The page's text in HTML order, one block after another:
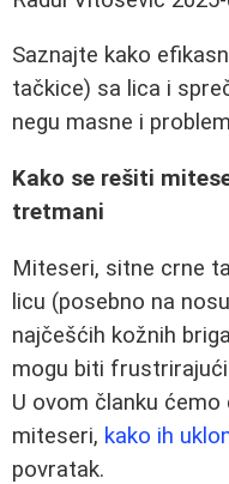
Saznajte kako
tačkice) sa lica i
negu masne i
Kako se rešiti
tretmani
Miteseri, sitne crne
licu (posebno na
najčešćih kožnih
mogu biti
U ovom članku
miteseri, kako ih
povratak.